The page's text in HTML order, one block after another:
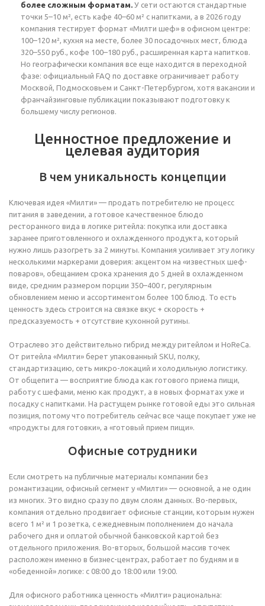
более сложным форматам. У сети остаются стандартные
точки 5–10 м², есть кафе 40–60 м² с напитками, а в 2026 году
компания тестирует формат «Милти шеф» в офисном центре:
100–120 м², кухня на месте, более 30 посадочных мест, блюда
320–550 руб., кофе 100–180 руб., расширенная карта напитков.
Но географически компания все еще находится в переходной
фазе: официальный FAQ по доставке ограничивает работу
Москвой, Подмосковьем и Санкт-Петербургом, хотя вакансии и
франчайзинговые публикации показывают подготовку к
большему числу регионов.
Ценностное предложение и
целевая аудитория
В чем уникальность концепции
Ключевая идея «Милти» — продать потребителю не процесс
питания в заведении, а готовое качественное блюдо
ресторанного вида в логике ритейла: покупка или доставка
заранее приготовленного и охлажденного продукта, который
нужно лишь разогреть за 2 минуты. Компания усиливает эту логику
несколькими маркерами доверия: акцентом на «известных шеф-
поваров», обещанием срока хранения до 5 дней в охлажденном
виде, средним размером порции 350–400 г, регулярным
обновлением меню и ассортиментом более 100 блюд. То есть
ценность здесь строится на связке вкус + скорость +
предсказуемость + отсутствие кухонной рутины.
Отраслево это действительно гибрид между ритейлом и HoReCa.
От ритейла «Милти» берет упакованный SKU, полку,
стандартизацию, сеть микро-локаций и холодильную логистику.
От общепита — восприятие блюда как готового приема пищи,
работу с шефами, меню как продукт, а в новых форматах уже и
посадку с напитками. На растущем рынке готовой еды это сильная
позиция, потому что потребитель сейчас все чаще покупает уже не
«продукты для готовки», а «готовый прием пищи».
Офисные сотрудники
Если смотреть на публичные материалы компании без
романтизации, офисный сегмент у «Милти» — основной, а не один
из многих. Это видно сразу по двум слоям данных. Во-первых,
компания отдельно продвигает офисные станции, которым нужен
всего 1 м² и 1 розетка, с ежедневным пополнением до начала
рабочего дня и оплатой обычной банковской картой без
отдельного приложения. Во-вторых, большой массив точек
расположен именно в бизнес-центрах, работает по будням и в
«обеденной» логике: с 08:00 до 18:00 или 19:00.
Для офисного работника ценность «Милти» рациональна: